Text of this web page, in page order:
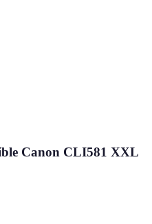
Canon CLI581 XXL